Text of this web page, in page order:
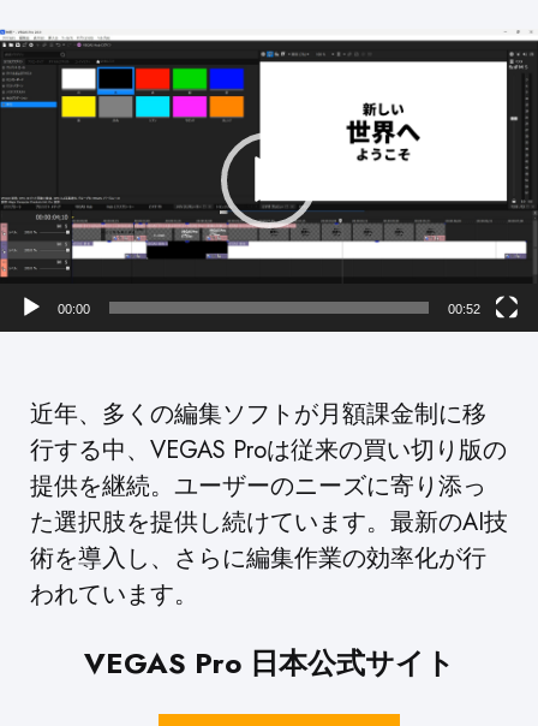
動
画
プ
ー
00:00 00:52
近年、多くの編集ソフトが月額課金制に移
行する中、VEGAS Proは従来の買い切り版の
提供を継続。ユーザーのニーズに寄り添っ
た選択肢を提供し続けています。最新のAI技
術を導入し、さらに編集作業の効率化が行
われています。
VEGAS Pro 日本公式サイト